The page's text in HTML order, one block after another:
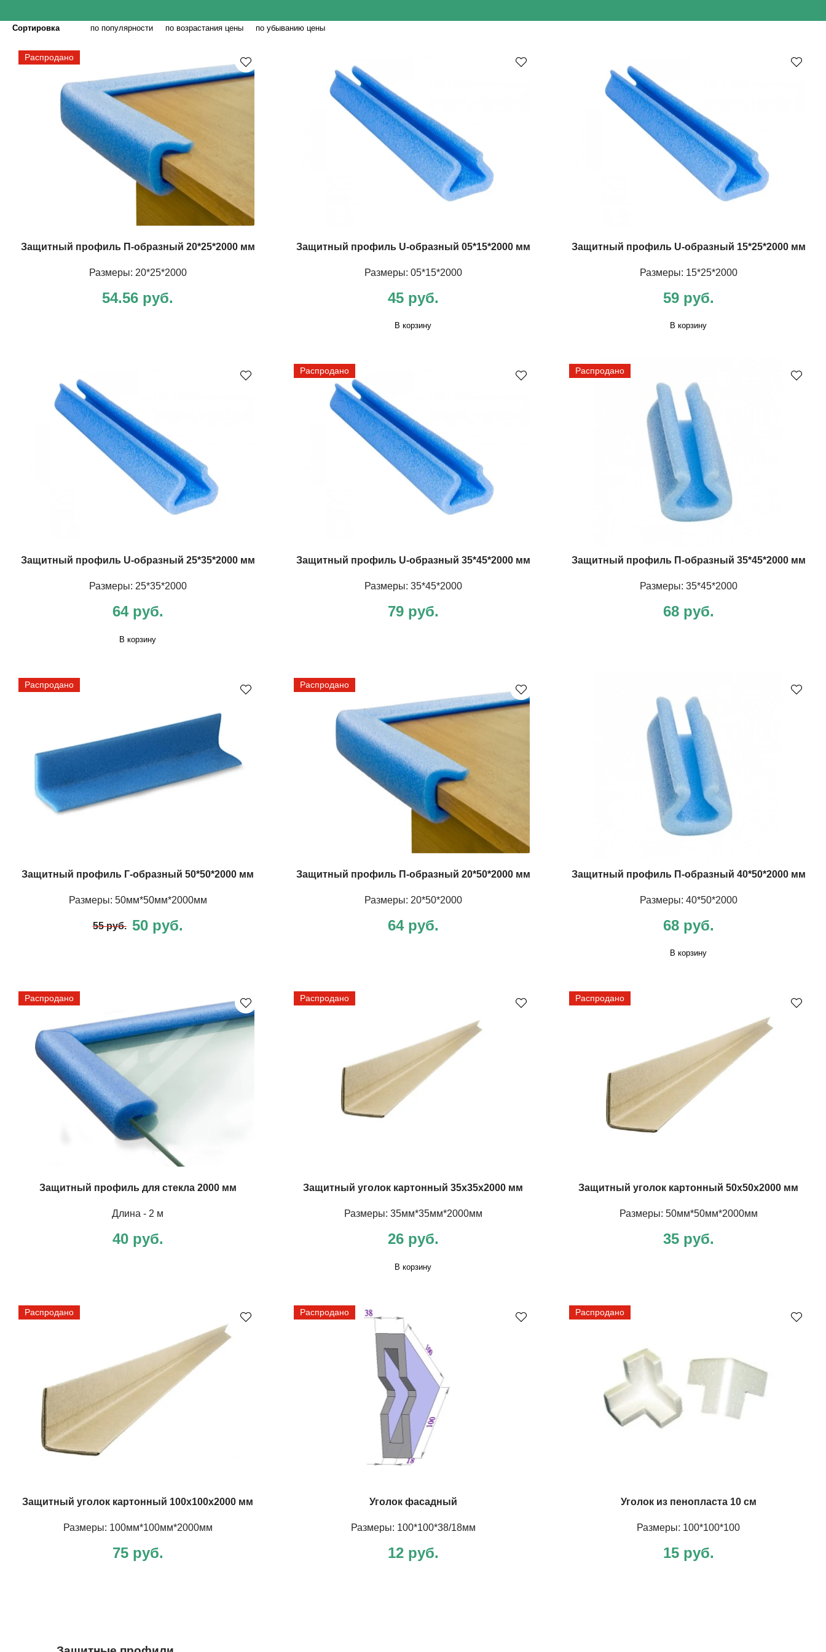
Сортировка по популярности по возрастания цены по убыванию цены
Распродано
Защитный профиль П-образный 20*25*2000 мм
Размеры: 20*25*2000
54.56 руб.
Защитный профиль U-образный 05*15*2000 мм
Размеры: 05*15*2000
45 руб.
В корзину
Защитный профиль U-образный 15*25*2000 мм
Размеры: 15*25*2000
59 руб.
В корзину
Защитный профиль U-образный 25*35*2000 мм
Размеры: 25*35*2000
64 руб.
В корзину
Распродано
Защитный профиль U-образный 35*45*2000 мм
Размеры: 35*45*2000
79 руб.
Распродано
Защитный профиль П-образный 35*45*2000 мм
Размеры: 35*45*2000
68 руб.
Распродано
Защитный профиль Г-образный 50*50*2000 мм
Размеры: 50мм*50мм*2000мм
55 руб. 50 руб.
Распродано
Защитный профиль П-образный 20*50*2000 мм
Размеры: 20*50*2000
64 руб.
Защитный профиль П-образный 40*50*2000 мм
Размеры: 40*50*2000
68 руб.
В корзину
Распродано
Защитный профиль для стекла 2000 мм
Длина - 2 м
40 руб.
Распродано
Защитный уголок картонный 35х35х2000 мм
Размеры: 35мм*35мм*2000мм
26 руб.
В корзину
Распродано
Защитный уголок картонный 50х50х2000 мм
Размеры: 50мм*50мм*2000мм
35 руб.
Распродано
Защитный уголок картонный 100х100х2000 мм
Размеры: 100мм*100мм*2000мм
75 руб.
Распродано
Уголок фасадный
Размеры: 100*100*38/18мм
12 руб.
Распродано
Уголок из пенопласта 10 см
Размеры: 100*100*100
15 руб.